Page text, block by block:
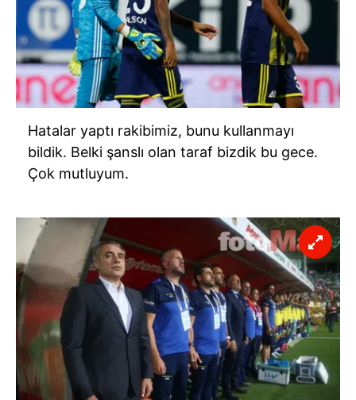
Hatalar yaptı rakibimiz, bunu kullanmayı
bildik. Belki şanslı olan taraf bizdik bu gece.
Çok mutluyum.